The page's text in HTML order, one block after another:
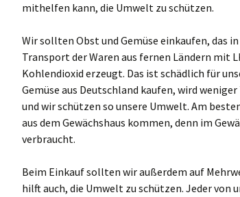
Moers
Monheim
Neukirchen-
mithelfen kann, die Umwelt zu schützen.
Wir sollten Obst und Gemüse einkaufen, das
Transport der Waren aus fernen Ländern mit
Kohlendioxid erzeugt. Das ist schädlich für
Gemüse aus Deutschland kaufen, wird
und wir schützen so unsere Umwelt. Am
aus dem Gewächshaus kommen, denn im
verbraucht.
Beim Einkauf sollten wir außerdem auf
hilft auch, die Umwelt zu schützen. Jeder